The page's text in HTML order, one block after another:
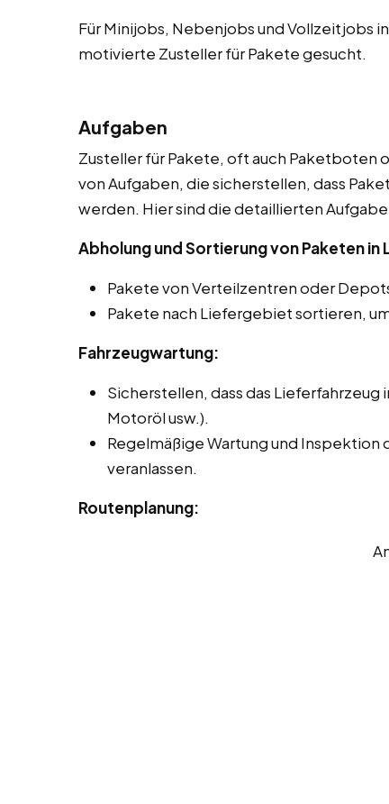
Für Minijobs, Nebenjobs und Vollzeitjobs
motivierte Zusteller für Pakete gesucht.
Aufgaben
Zusteller für Pakete, oft auch Paketboten
von Aufgaben, die sicherstellen, dass
werden. Hier sind die detaillierten
Abholung und Sortierung von Paketen in
Pakete von Verteilzentren oder
Pakete nach Liefergebiet sortieren,
Fahrzeugwartung:
Sicherstellen, dass das Lieferfahrzeug
Motoröl usw.).
Regelmäßige Wartung und Inspektion
veranlassen.
Routenplanung: